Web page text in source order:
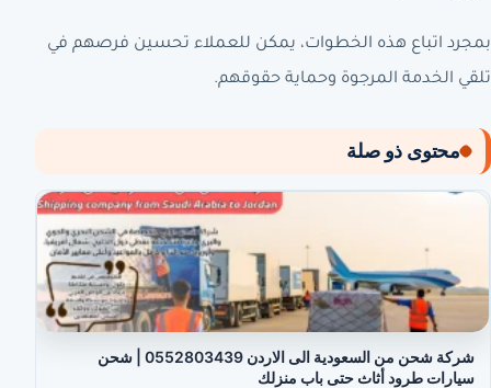
بمجرد اتباع هذه الخطوات، يمكن للعملاء تحسين فرصهم في
تلقي الخدمة المرجوة وحماية حقوقهم.
محتوى ذو صلة
شركة شحن من السعودية الى الاردن 0552803439 | شحن
سيارات طرود أثاث حتى باب منزلك